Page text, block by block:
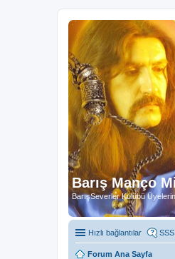
Barış Manço
BarışSeverler Kulübü
Hızlı bağlantılar SSS
Forum Ana Sayfa